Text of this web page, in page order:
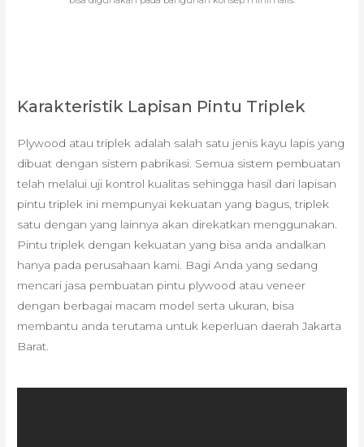
Karakteristik Lapisan Pintu Triplek
Plywood atau triplek adalah salah satu jenis kayu lapis yang
dibuat dengan sistem pabrikasi. Semua sistem pembuatan
telah melalui uji kontrol kualitas sehingga hasil dari lapisan
pintu triplek ini mempunyai kekuatan yang bagus, triplek
satu dengan yang lainnya akan direkatkan menggunakan.
Pintu triplek dengan kekuatan yang bisa anda andalkan
hanya pada perusahaan kami. Bagi Anda yang sedang
mencari jasa pembuatan pintu plywood atau veneer
dengan berbagai macam model serta ukuran, bisa
membantu anda terutama untuk keperluan daerah Jakarta
Barat.